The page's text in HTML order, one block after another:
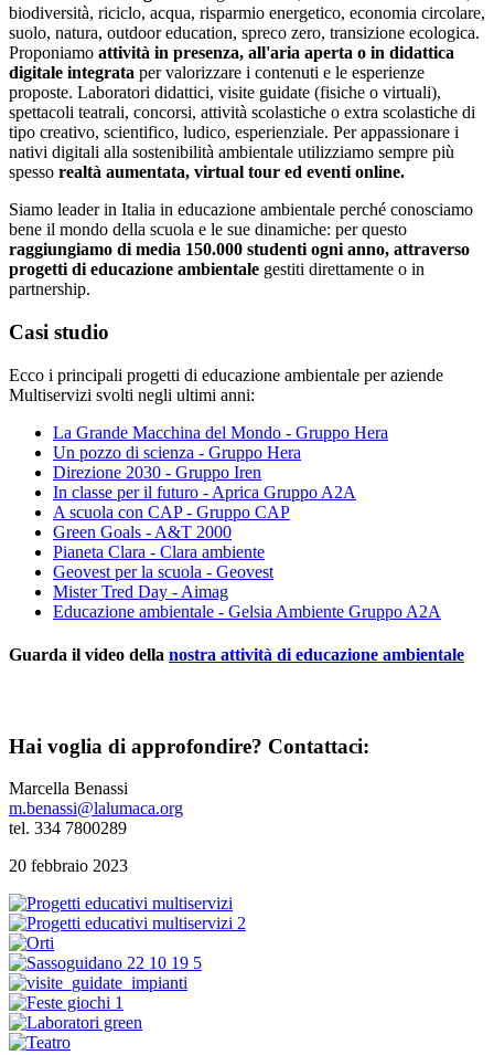
biodiversità, riciclo, acqua, risparmio energetico, economia circolare,
suolo, natura, outdoor education, spreco zero, transizione ecologica.
Proponiamo attività in presenza, all'aria aperta o in didattica
digitale integrata per valorizzare i contenuti e le esperienze
proposte. Laboratori didattici, visite guidate (fisiche o virtuali),
spettacoli teatrali, concorsi, attività scolastiche o extra scolastiche di
tipo creativo, scientifico, ludico, esperienziale. Per appassionare i
nativi digitali alla sostenibilità ambientale utilizziamo sempre più
spesso realtà aumentata, virtual tour ed eventi online.
Siamo leader in Italia in educazione ambientale perché conosciamo
bene il mondo della scuola e le sue dinamiche: per questo
raggiungiamo di media 150.000 studenti ogni anno, attraverso
progetti di educazione ambientale gestiti direttamente o in
partnership.
Casi studio
Ecco i principali progetti di educazione ambientale per aziende
Multiservizi svolti negli ultimi anni:
La Grande Macchina del Mondo - Gruppo Hera
Un pozzo di scienza - Gruppo Hera
Direzione 2030 - Gruppo Iren
In classe per il futuro - Aprica Gruppo A2A
A scuola con CAP - Gruppo CAP
Green Goals - A&T 2000
Pianeta Clara - Clara ambiente
Geovest per la scuola - Geovest
Mister Tred Day - Aimag
Educazione ambientale - Gelsia Ambiente Gruppo A2A
Guarda il video della nostra attività di educazione ambientale
Hai voglia di approfondire? Contattaci:
Marcella Benassi
m.benassi@lalumaca.org
tel. 334 7800289
20 febbraio 2023